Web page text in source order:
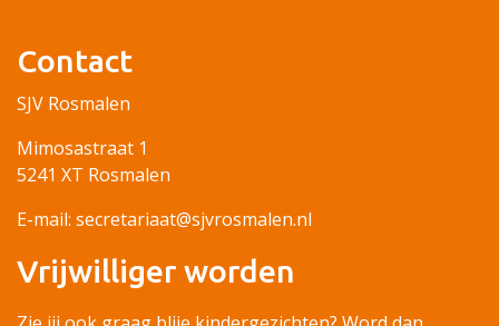
Contact
SJV Rosmalen
Mimosastraat 1
5241 XT Rosmalen
E-mail: secretariaat@sjvrosmalen.nl
Vrijwilliger worden